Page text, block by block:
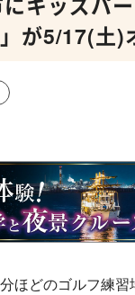
が5/17(土)
分ほどのゴルフ練習